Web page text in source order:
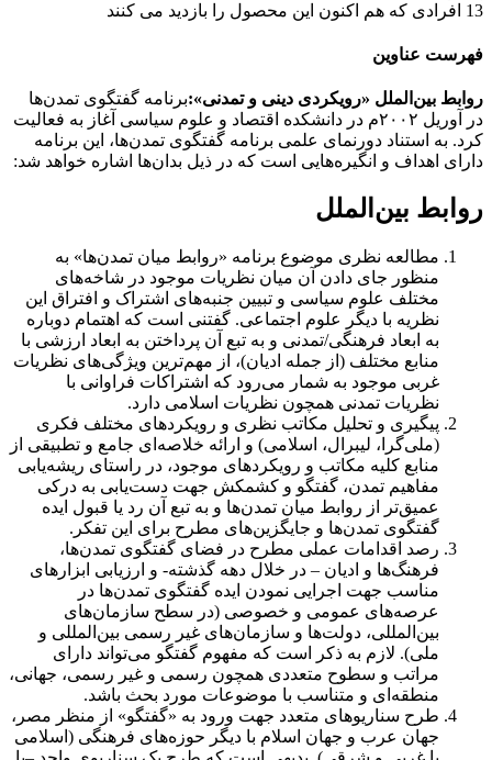
13 افرادی که هم اکنون این محصول را بازدید می کنند
فهرست عناوین
روابط بین‌الملل «رویکردی دینی و تمدنی»:برنامه گفتگوی تمدن‌ها
در آوریل ۲۰۰۲م در دانشکده اقتصاد و علوم سیاسی آغاز به فعالیت
کرد. به استناد دورنمای علمی برنامه گفتگوی تمدن‌ها، این برنامه
دارای اهداف و انگیره‌هایی است که در ذیل بدان‌ها اشاره خواهد شد:
روابط بین‌الملل
مطالعه نظری موضوع برنامه «روابط میان تمدن‌ها» به
منظور جای دادن آن میان نظریات موجود در شاخه‌های
مختلف علوم سیاسی و تبیین جنبه‌های اشتراک و افتراق این
نظریه با دیگر علوم اجتماعی. گفتنی است که اهتمام دوباره
به ابعاد فرهنگی/تمدنی و به تبع آن پرداختن به ابعاد ارزشی با
منابع مختلف (از جمله ادیان)، از مهم‌ترین ویژگی‌های نظریات
غربی موجود به شمار می‌رود که اشتراکات فراوانی با
نظریات تمدنی همچون نظریات اسلامی دارد.
پیگیری و تحلیل مکاتب نظری و رویکردهای مختلف فکری
(ملی‌گرا، لیبرال، اسلامی) و ارائه خلاصه‌ای جامع و تطبیقی از
منابع کلیه مکاتب و رویکردهای موجود، در راستای ریشه‌یابی
مفاهیم تمدن، گفتگو و کشمکش جهت دست‌یابی به درکی
عمیق‌تر از روابط میان تمدن‌ها و به تبع آن رد یا قبول ایده
گفتگوی تمدن‌ها و جایگزین‌های مطرح برای این تفکر.
رصد اقدامات عملی مطرح در فضای گفتگوی تمدن‌ها،
فرهنگ‌ها و ادیان – در خلال دهه گذشته- و ارزیابی ابزارهای
مناسب جهت اجرایی نمودن ایده گفتگوی تمدن‌ها در
عرصه‌های عمومی و خصوصی (در سطح سازمان‌های
بین‌المللی، دولت‌ها و سازمان‌های غیر رسمی بین‌المللی و
ملی). لازم به ذکر است که مفهوم گفتگو می‌تواند دارای
مراتب و سطوح متعددی همچون رسمی و غیر رسمی، جهانی،
منطقه‌ای و متناسب با موضوعات مورد بحث باشد.
طرح سناریو‌های متعدد جهت ورود به «گفتگو» از منظر مصر،
جهان عرب و جهان اسلام با دیگر حوزه‌های فرهنگی (اسلامی